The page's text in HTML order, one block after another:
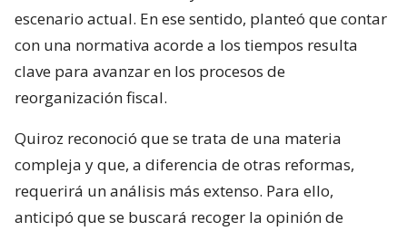
escenario actual. En ese sentido, planteó que contar
con una normativa acorde a los tiempos resulta
clave para avanzar en los procesos de
reorganización fiscal.
Quiroz reconoció que se trata de una materia
compleja y que, a diferencia de otras reformas,
requerirá un análisis más extenso. Para ello,
anticipó que se buscará recoger la opinión de